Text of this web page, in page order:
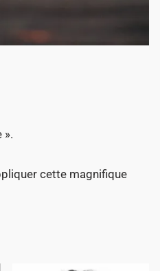
».
cette magnifique